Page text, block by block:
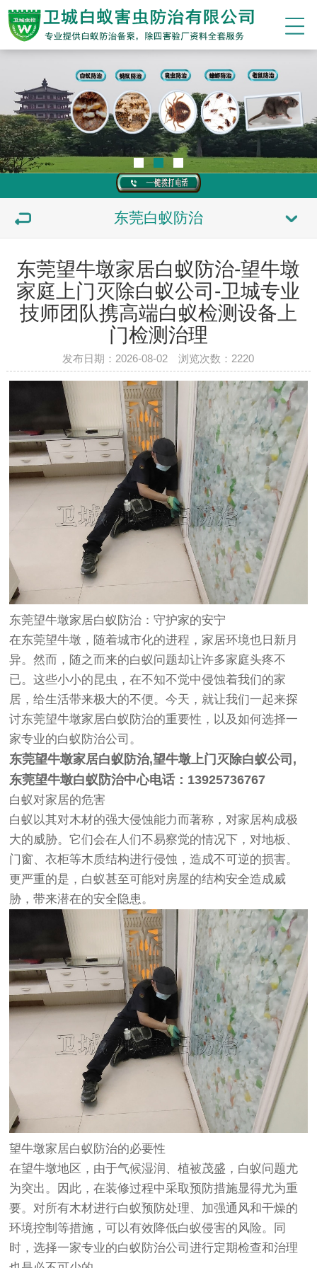
东莞白蚁防治
东莞望牛墩家居白蚁防治-望牛墩
家庭上门灭除白蚁公司-卫城专业
技师团队携高端白蚁检测设备上
门检测治理
发布日期：2026-08-02 浏览次数： 2220
东莞望牛墩家居白蚁防治 ：守护家的安宁
在东莞望牛墩，随着城市化的进程，家居环境也日新月
异。然而，随之而来的白蚁问题却让许多家庭头疼不
已。这些小小的昆虫，在不知不觉中侵蚀着我们的家
居，给生活带来极大的不便。今天，就让我们一起来探
讨东莞望牛墩家居白蚁防治的重要性，以及如何选择一
家专业的白蚁防治公司。
东莞望牛墩家居白蚁防治,望牛墩上门灭除白蚁公司 ,
东莞望牛墩白蚁防治中心电话：13925736767
白蚁对家居的危害
白蚁以其对木材的强大侵蚀能力而著称，对家居构成极
大的威胁。它们会在人们不易察觉的情况下，对地板、
门窗、衣柜等木质结构进行侵蚀，造成不可逆的损害。
更严重的是，白蚁甚至可能对房屋的结构安全造成威
胁，带来潜在的安全隐患。
望牛墩家居白蚁防治的必要性
在望牛墩地区，由于气候湿润、植被茂盛，白蚁问题尤
为突出。因此，在装修过程中采取预防措施显得尤为重
要。对所有木材进行白蚁预防处理、加强通风和干燥的
环境控制等措施，可以有效降低白蚁侵害的风险。同
时，选择一家专业的白蚁防治公司进行定期检查和治理